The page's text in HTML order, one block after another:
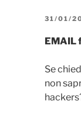
31/01/
EMAIL
Se
non